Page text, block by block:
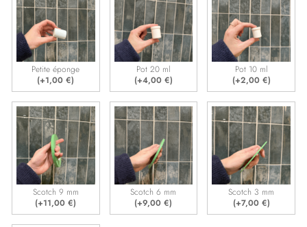
Petite éponge
(+1,00€)
Pot 20 ml
(+4,00 €)
Pot 10 ml
(+2,00 €)
Scotch 9 mm
(+11,00€)
Scotch 6 mm
(+9,00€)
Scotch 3 mm
(+7,00 €)